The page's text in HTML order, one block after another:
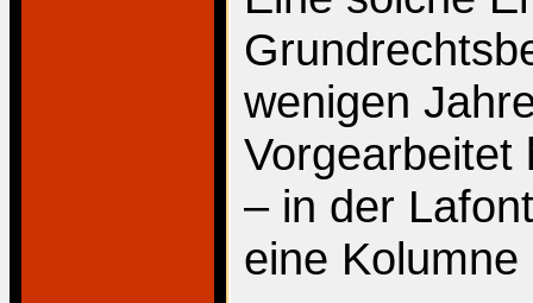
wenigen
– in der
eine